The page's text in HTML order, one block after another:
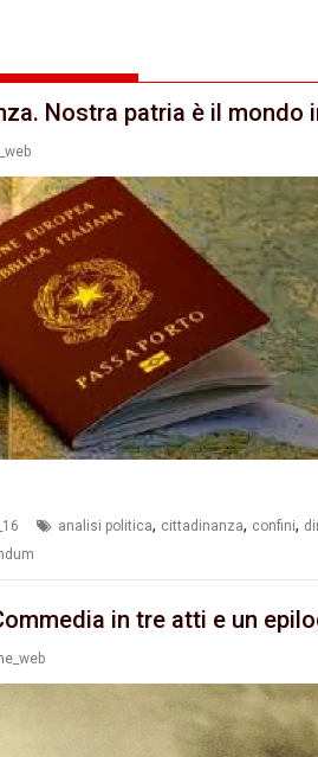
Nostra patria è il mondo
analisi politica, cittadinanza, confini,
in tre atti e un